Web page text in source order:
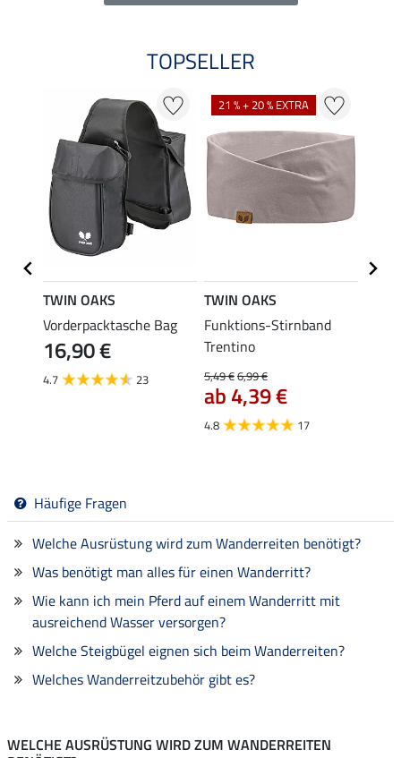
TOPSELLER
TWIN OAKS
Vorderpacktasche Bag
16,90 €
4.7 23
21 % + 20 % EXTRA
TWIN OAKS
Funktions-Stirnband
Trentino
5,49 €6,99 €
ab 4,39 €
4.8 17
Häufige Fragen
Welche Ausrüstung wird zum Wanderreiten benötigt?
Was benötigt man alles für einen Wanderritt?
Wie kann ich mein Pferd auf einem Wanderritt mit
ausreichend Wasser versorgen?
Welche Steigbügel eignen sich beim Wanderreiten?
Welches Wanderreitzubehör gibt es?
WELCHE AUSRÜSTUNG WIRD ZUM WANDERREITEN